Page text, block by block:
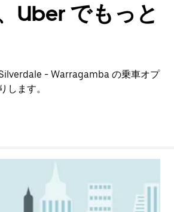
Uber でもっと
- Warragamba の乗車オプ
します。